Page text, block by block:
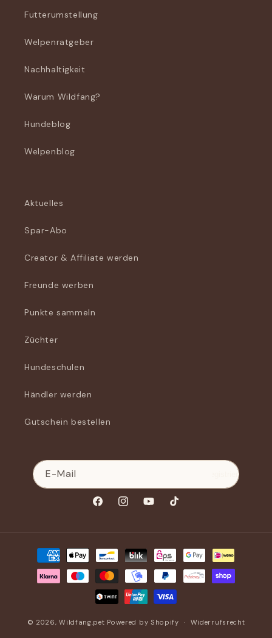
Futterumstellung
Welpenratgeber
Nachhaltigkeit
Warum Wildfang?
Hundeblog
Welpenblog
Aktuelles
Spar-Abo
Creator & Affiliate werden
Freunde werben
Punkte sammeln
Züchter
Hundeschulen
Händler werden
Gutschein bestellen
E-Mail Registrieren
FacebookInstagramYouTubeTikTok
Zahlungsmethoden
© 2026,Wildfang.pet Powered by Shopify Widerrufsrecht